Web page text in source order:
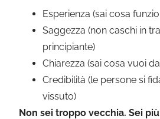
Esperienza (sai cosa
Saggezza (non caschi in
principiante)
Chiarezza (sai cosa vuoi
Credibilità (le persone si
vissuto)
Non sei troppo vecchia. Sei